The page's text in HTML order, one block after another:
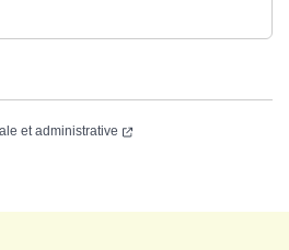
et administrative